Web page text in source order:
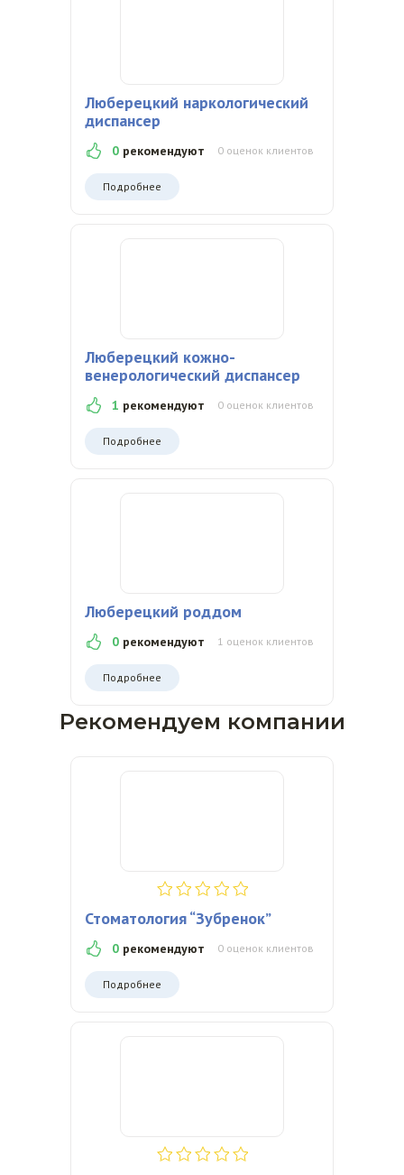
Люберецкий наркологический
диспансер
0 рекомендуют 0 оценок клиентов
Подробнее
Люберецкий кожно-
венерологический диспансер
1 рекомендуют 0 оценок клиентов
Подробнее
Люберецкий роддом
0 рекомендуют 1 оценок клиентов
Подробнее
Рекомендуем компании
Стоматология “Зубренок”
0 рекомендуют 0 оценок клиентов
Подробнее